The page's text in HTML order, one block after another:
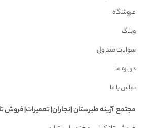
فروشگاه
وبلاگ
سوالات متداول
درباره ما
تماس با ما
مجتمع آژينه طبرستان |نجاران| تعميرات|فروش